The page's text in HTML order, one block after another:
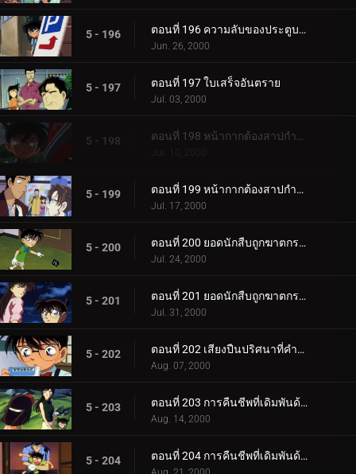
5 - 196 ตอนที่ 196 ความลับของประตูบานที่ 9
Jun. 26, 2000
5 - 197 ตอนที่ 197 ใบเสร็จอันตราย
Jul. 03, 2000
5 - 198 ตอนที่ 198 หน้ากากต้องสาปกำลังหัวเราะอย่างเลือดเย็น (ตอนพิเศษ ตอนแรก) ยอดนักสืบจิ๋วโคนัน เดอะซี_.
Jul. 10, 2000
5 - 199 ตอนที่ 199 หน้ากากต้องสาปกำลังหัวเราะอย่างเลือดเย็น (ตอนพิเศษ ตอนจบ) ยอดนักสืบจิ๋วโคนัน เดอะซีร_.
Jul. 17, 2000
5 - 200 ตอนที่ 200 ยอดนักสืบถูกฆาตกรรม (ตอนแรก)
Jul. 24, 2000
5 - 201 ตอนที่ 201 ยอดนักสืบถูกฆาตกรรม (ตอนจบ)
Jul. 31, 2000
5 - 202 ตอนที่ 202 เสียงปืนปริศนาที่คำรามในความมืด
Aug. 07, 2000
5 - 203 ตอนที่ 203 การคืนชีพที่เดิมพันด้วยชีวิต (ขบวนการนักสืบในถ้ำ)
Aug. 14, 2000
5 - 204 ตอนที่ 204 การคืนชีพที่เดิมพันด้วยชีวิต (ยอดนักสืบบาดเจ็บสาหัส)